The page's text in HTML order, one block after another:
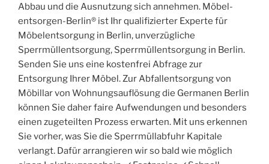
Abbau und die Ausnutzung sich annehmen. Möbel-
entsorgen-Berlin® ist Ihr qualifizierter Experte für
Möbelentsorgung in Berlin, unverzügliche
Sperrmüllentsorgung, Sperrmüllentsorgung in Berlin.
Senden Sie uns eine kostenfrei Abfrage zur
Entsorgung Ihrer Möbel. Zur Abfallentsorgung von
Möbillar von Wohnungsauflösung die Germanen Berlin
können Sie daher faire Aufwendungen und besonders
einen zugeteilten Prozess erwarten. Mit uns erkennen
Sie vorher, was Sie die Sperrmüllabfuhr Kapitale
verlangt. Dafür arrangieren wir so bald wie möglich